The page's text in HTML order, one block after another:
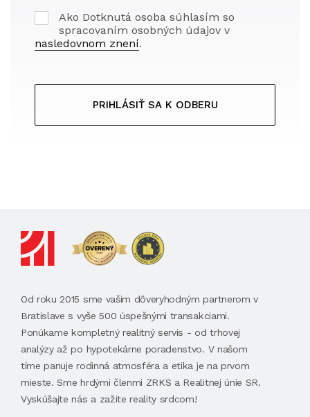
Ako Dotknutá osoba súhlasím so
spracovaním osobných údajov v
nasledovnom znení.
PRIHLÁSIŤ SA K ODBERU
Od roku 2015 sme vašim dôveryhodným partnerom v
Bratislave s vyše 500 úspešnými transakciami.
Ponúkame kompletný realitný servis - od trhovej
analýzy až po hypotekárne poradenstvo. V našom
tíme panuje rodinná atmosféra a etika je na prvom
mieste. Sme hrdými členmi ZRKS a Realitnej únie SR.
Vyskúšajte nás a zažite reality srdcom!